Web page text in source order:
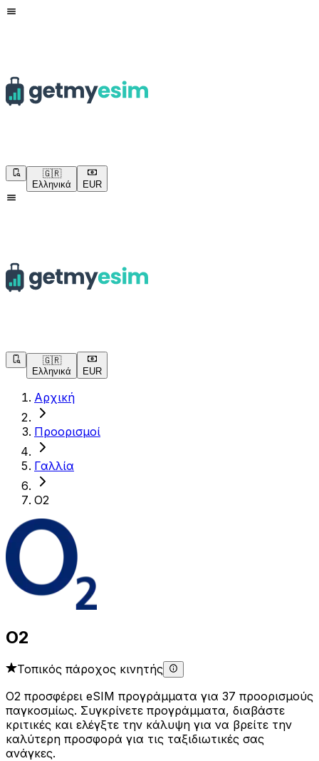
🇬🇷
Ελληνικά
EUR
🇬🇷
Ελληνικά
EUR
Αρχική
Προορισμοί
Γαλλία
O2
O2
Τοπικός πάροχος κινητής
O2 προσφέρει eSIM προγράμματα για 37 προορισμούς
παγκοσμίως. Συγκρίνετε προγράμματα, διαβάστε
κριτικές και ελέγξτε την κάλυψη για να βρείτε την
καλύτερη προσφορά για τις ταξιδιωτικές σας
ανάγκες.